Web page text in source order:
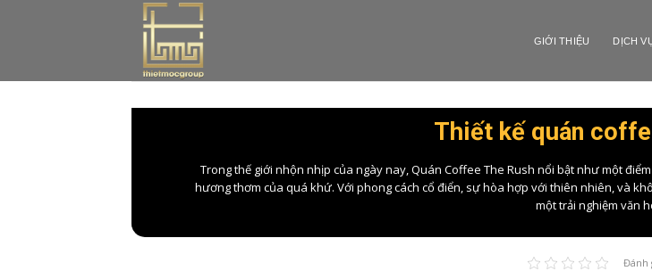
GIỚI THIỆU DỊCH
Thiết kế quán
Trong thế giới nhộn nhịp của ngày nay, Quán Coffee The Rush nổi bật như một
hương thơm của quá khứ. Với phong cách cổ điển, sự hòa hợp với thiên nhiên, và
một trải nghiệm văn
Đánh